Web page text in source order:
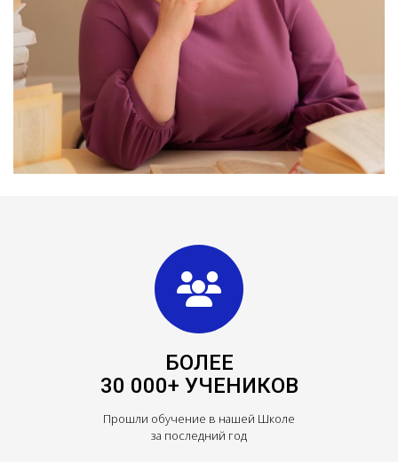
БОЛЕЕ
30 000+ УЧЕНИКОВ
Прошли обучение в нашей Школе
за последний год